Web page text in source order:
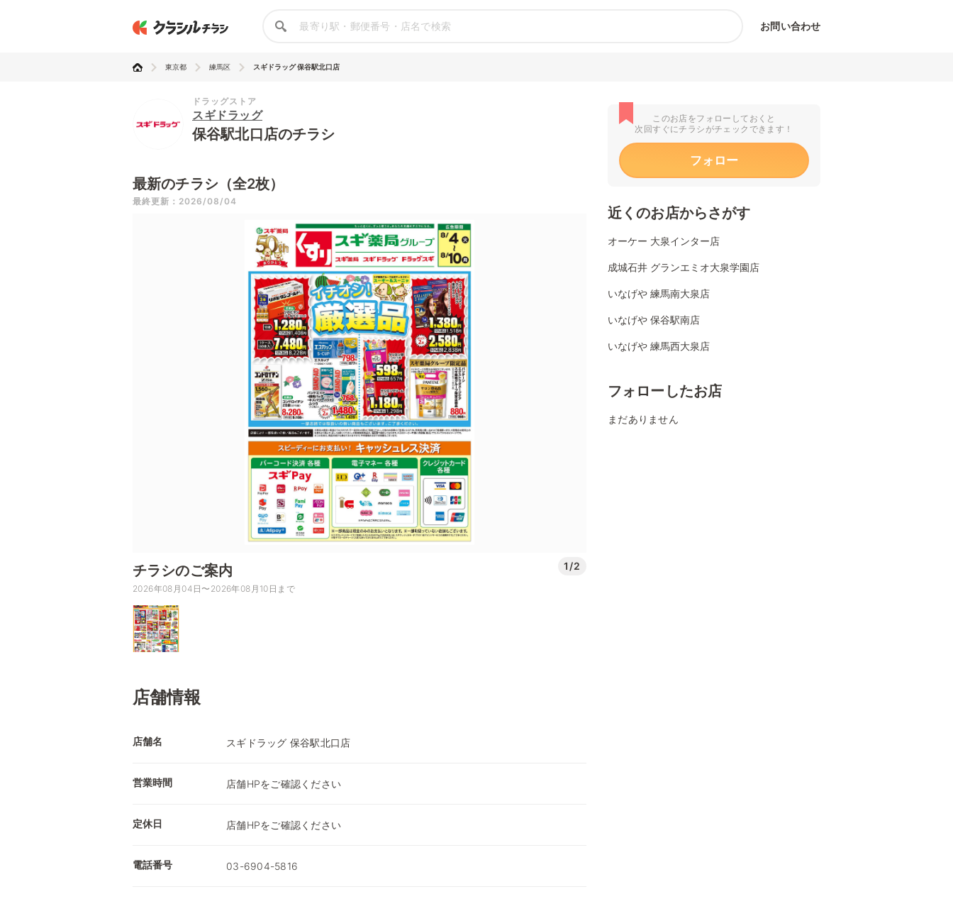
お問い合わせ
東京都 練馬区 スギドラッグ 保谷駅北口店
ドラッグストア
スギドラッグ
保谷駅北口店のチラシ
最新のチラシ（全2枚）
最終更新：2026/08/04
チラシのご案内 1/2
2026年08月04日〜2026年08月10日まで
店舗情報
店舗名 スギドラッグ 保谷駅北口店
営業時間 店舗HPをご確認ください
定休日 店舗HPをご確認ください
電話番号 03-6904-5816
このお店をフォローしておくと
次回すぐにチラシがチェックできます！
フォロー
近くのお店からさがす
オーケー 大泉インター店
成城石井 グランエミオ大泉学園店
いなげや 練馬南大泉店
いなげや 保谷駅南店
いなげや 練馬西大泉店
フォローしたお店
まだありません